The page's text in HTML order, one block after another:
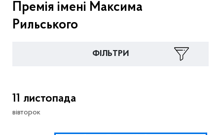
Премія імені Максима
Рильського
ФІЛЬТРИ
11 листопада
вівторок